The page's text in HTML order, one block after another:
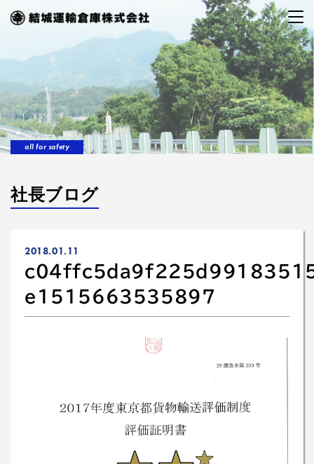
all for safety
社長ブログ
2018.01.11
e1515663535897